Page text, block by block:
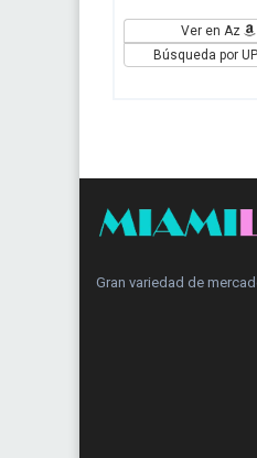
Ver en Az
Búsqueda por
Gran variedad de